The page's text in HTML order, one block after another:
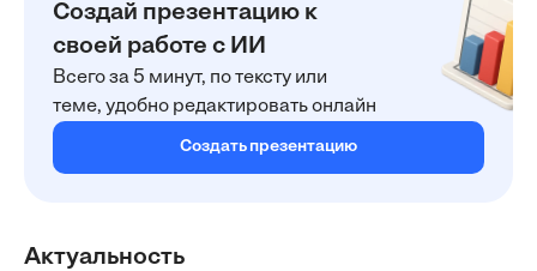
Создай презентацию к
своей работе с ИИ
Всего за 5 минут, по тексту или
теме, удобно редактировать онлайн
Создать презентацию
Актуальность